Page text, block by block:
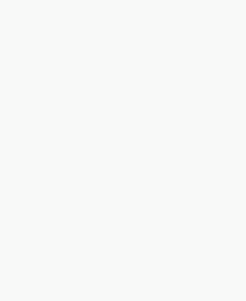
Seit 2015
geht es um das Leben
kommt es an. Wir